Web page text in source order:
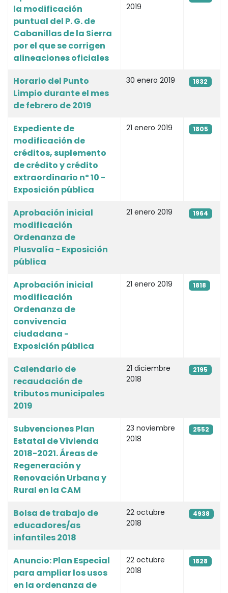
la modificación
puntual del P. G. de
Cabanillas de la Sierra
por el que se corrigen
alineaciones oficiales
2019
Horario del Punto
Limpio durante el mes
de febrero de 2019
30 enero 2019 1832
Expediente de
modificación de
créditos, suplemento
de crédito y crédito
extraordinario nº 10 -
Exposición pública
21 enero 2019 1805
Aprobación inicial
modificación
Ordenanza de
Plusvalía - Exposición
pública
21 enero 2019 1964
Aprobación inicial
modificación
Ordenanza de
convivencia
ciudadana -
Exposición pública
21 enero 2019 1818
Calendario de
recaudación de
tributos municipales
2019
21 diciembre
2018
2195
Subvenciones Plan
Estatal de Vivienda
2018-2021. Áreas de
Regeneración y
Renovación Urbana y
Rural en la CAM
23 noviembre
2018
2552
Bolsa de trabajo de
educadores/as
infantiles 2018
22 octubre
2018
4938
Anuncio: Plan Especial
para ampliar los usos
en la ordenanza de
22 octubre
2018
1828